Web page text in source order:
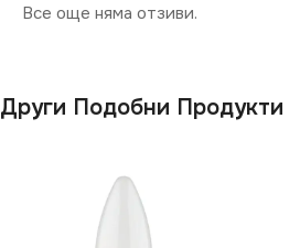
Все още няма отзиви.
Други Подобни Продукти